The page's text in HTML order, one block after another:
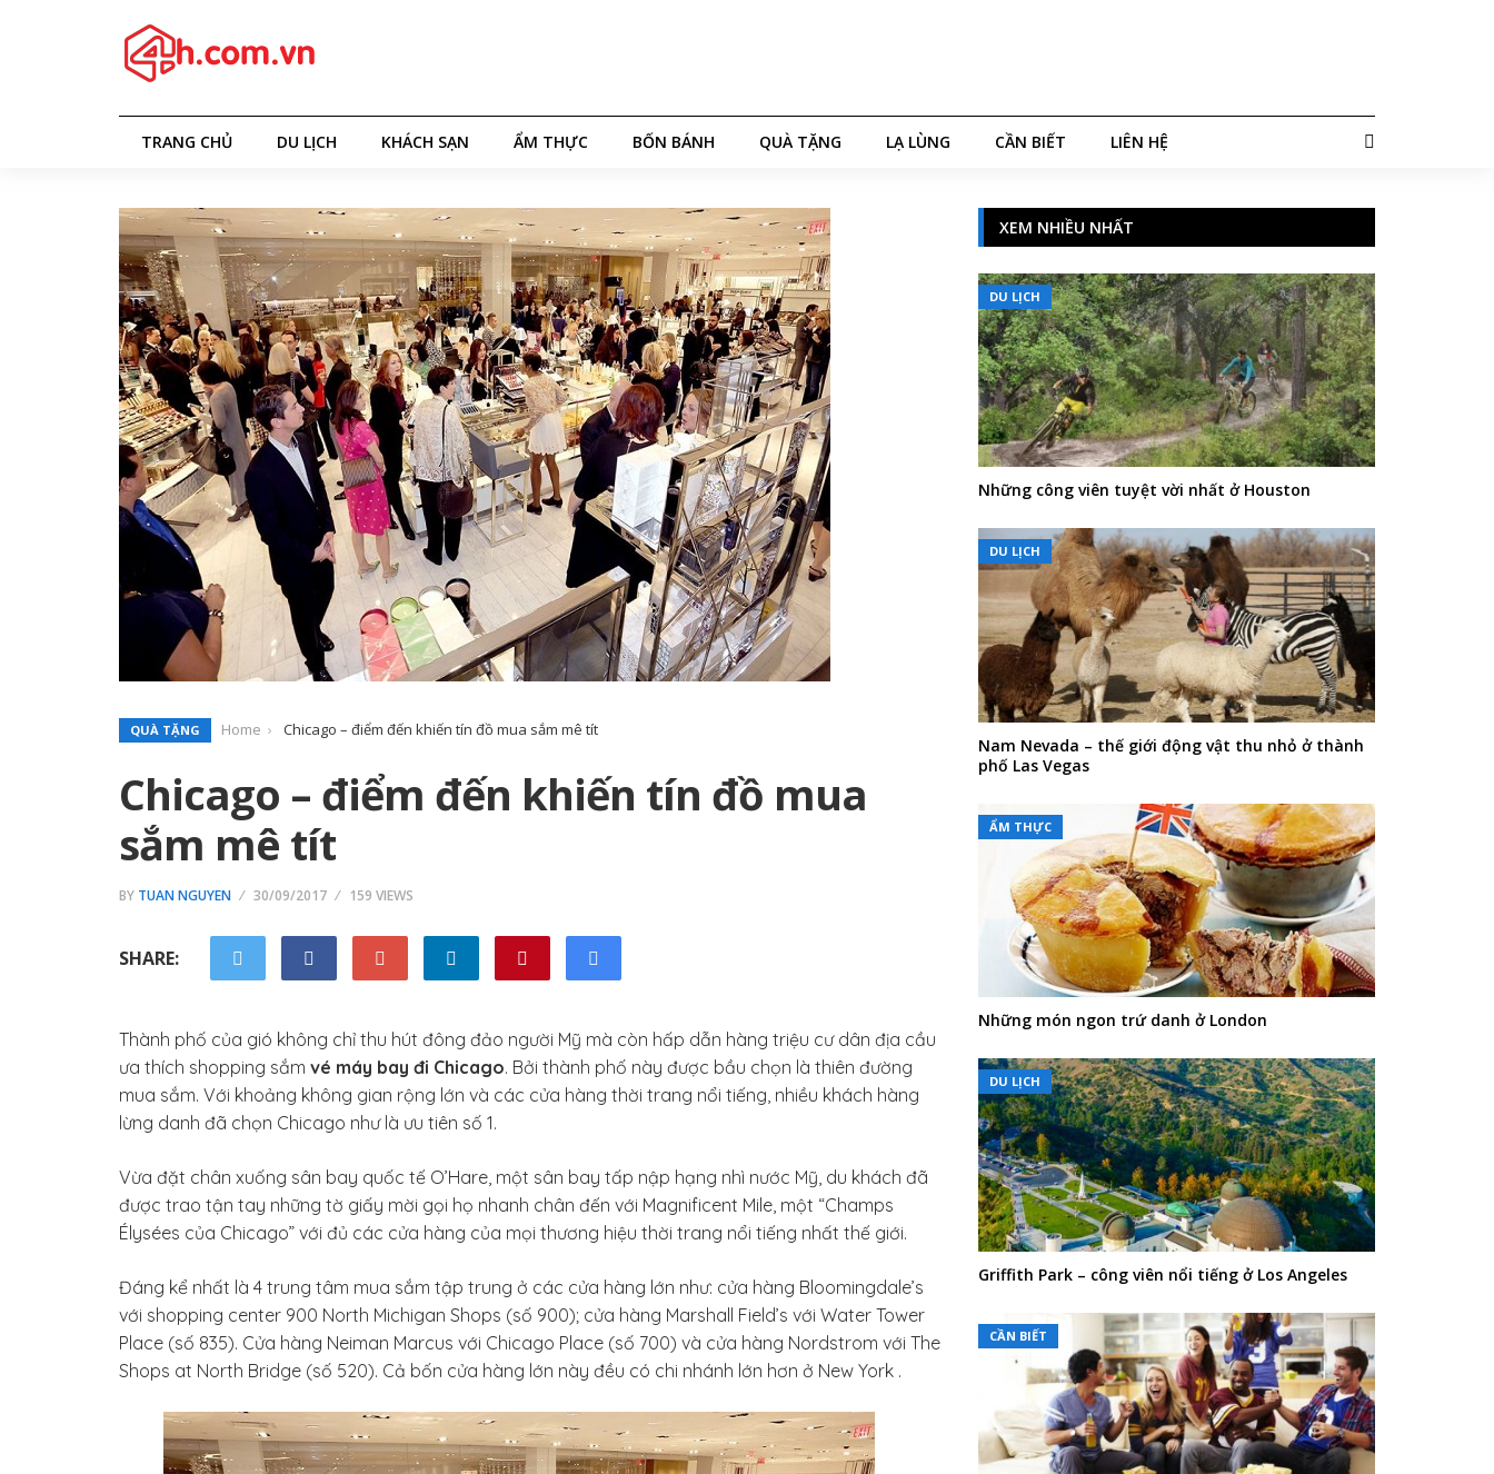
TRANG CHỦ DU LỊCH KHÁCH SẠN ẨM THỰC BỐN BÁNH QUÀ TẶNG LẠ LÙNG CẦN BIẾT LIÊN HỆ
QUÀ TẶNG Home Chicago – điểm đến khiến tín đồ mua sắm mê tít
Chicago – điểm đến khiến tín đồ mua
sắm mê tít
BY TUAN NGUYEN 30/09/2017 159 VIEWS
SHARE:
Thành phố của gió không chỉ thu hút đông đảo người Mỹ mà còn hấp dẫn hàng triệu cư dân địa cầu
ưa thích shopping sắm vé máy bay đi Chicago. Bởi thành phố này được bầu chọn là thiên đường
mua sắm. Với khoảng không gian rộng lớn và các cửa hàng thời trang nổi tiếng, nhiều khách hàng
lừng danh đã chọn Chicago như là ưu tiên số 1.
Vừa đặt chân xuống sân bay quốc tế O’Hare, một sân bay tấp nập hạng nhì nước Mỹ, du khách đã
được trao tận tay những tờ giấy mời gọi họ nhanh chân đến với Magnificent Mile, một “Champs
Élysées của Chicago” với đủ các cửa hàng của mọi thương hiệu thời trang nổi tiếng nhất thế giới.
Đáng kể nhất là 4 trung tâm mua sắm tập trung ở các cửa hàng lớn như: cửa hàng Bloomingdale’s
với shopping center 900 North Michigan Shops (số 900); cửa hàng Marshall Field’s với Water Tower
Place (số 835). Cửa hàng Neiman Marcus với Chicago Place (số 700) và cửa hàng Nordstrom với The
Shops at North Bridge (số 520). Cả bốn cửa hàng lớn này đều có chi nhánh lớn hơn ở New York .
XEM NHIỀU NHẤT
DU LỊCH
Những công viên tuyệt vời nhất ở Houston
DU LỊCH
Nam Nevada – thế giới động vật thu nhỏ ở thành
phố Las Vegas
ẨM THỰC
Những món ngon trứ danh ở London
DU LỊCH
Griffith Park – công viên nổi tiếng ở Los Angeles
CẦN BIẾT